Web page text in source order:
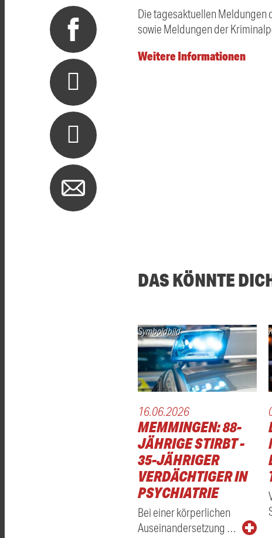
Die tagesaktuellen Meldungen
sowie Meldungen der
Weitere Informationen
DAS KÖNNTE
Symboldbild
16.06.2026
MEMMINGEN: 88-
JÄHRIGE STIRBT -
35-JÄHRIGER
VERDÄCHTIGER IN
PSYCHIATRIE
Bei einer körperlichen
Auseinandersetzung …